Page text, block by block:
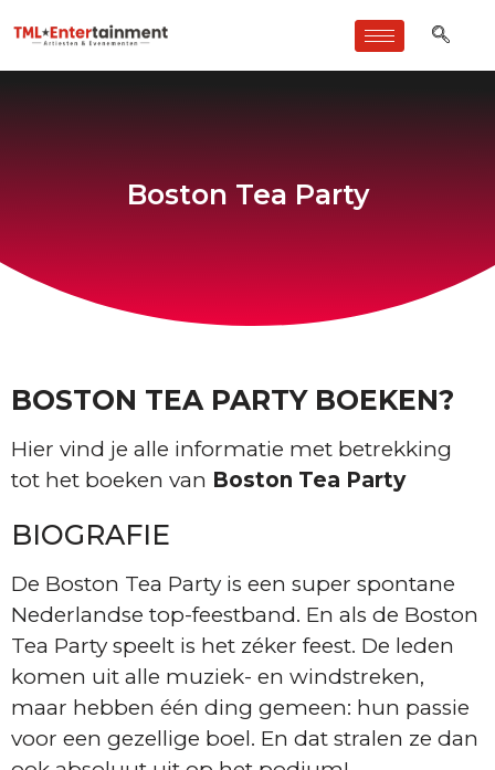
Boston Tea Party
BOSTON TEA PARTY BOEKEN?
Hier vind je alle informatie met betrekking
tot het boeken van Boston Tea Party
BIOGRAFIE
De Boston Tea Party is een super spontane
Nederlandse top-feestband. En als de Boston
Tea Party speelt is het zéker feest. De leden
komen uit alle muziek- en windstreken,
maar hebben één ding gemeen: hun passie
voor een gezellige boel. En dat stralen ze dan